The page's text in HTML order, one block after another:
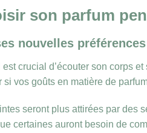
son parfum
nouvelles
crucial d’écouter son corps
si vos goûts en matière de
seront plus attirées par des
certaines auront besoin de